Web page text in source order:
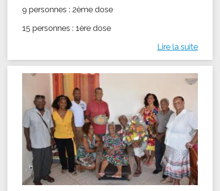
9 personnes : 2ème dose
15 personnes : 1ère dose
Lire la suite